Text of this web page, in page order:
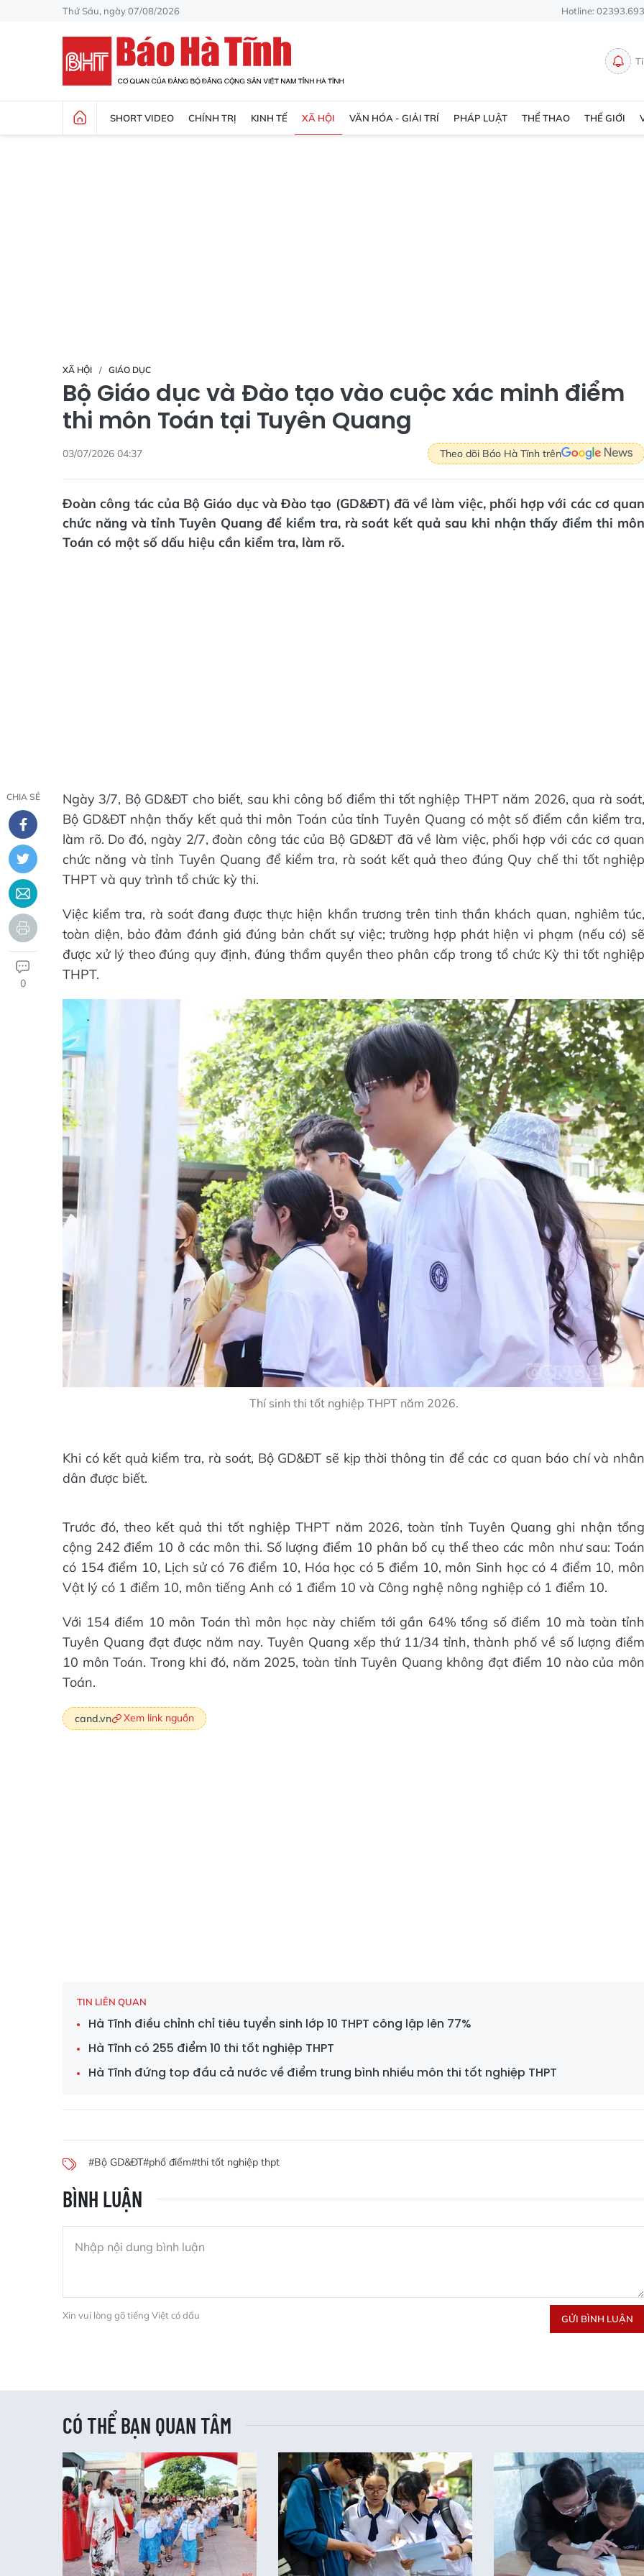
Thứ Sáu, ngày 07/08/2026 Hotline:
SHORT VIDEO CHÍNH TRỊ KINH TẾ XÃ HỘI VĂN HÓA - GIẢI TRÍ PHÁP LUẬT THỂ THAO THẾ GIỚI
XÃ HỘI GIÁO DỤC
Bộ Giáo dục và Đào tạo vào cuộc xác minh điểm
thi môn Toán tại Tuyên Quang
03/07/2026 04:37 Theo dõi Báo Hà Tĩnh trên
Đoàn công tác của Bộ Giáo dục và Đào tạo (GD&ĐT) đã về làm việc, phối hợp với các cơ quan
chức năng và tỉnh Tuyên Quang để kiểm tra, rà soát kết quả sau khi nhận thấy điểm thi môn
Toán có một số dấu hiệu cần kiểm tra, làm rõ.
CHIA SẺ
0
Ngày 3/7, Bộ GD&ĐT cho biết, sau khi công bố điểm thi tốt nghiệp THPT năm 2026, qua rà soát,
Bộ GD&ĐT nhận thấy kết quả thi môn Toán của tỉnh Tuyên Quang có một số điểm cần kiểm tra,
làm rõ. Do đó, ngày 2/7, đoàn công tác của Bộ GD&ĐT đã về làm việc, phối hợp với các cơ quan
chức năng và tỉnh Tuyên Quang để kiểm tra, rà soát kết quả theo đúng Quy chế thi tốt nghiệp
THPT và quy trình tổ chức kỳ thi.
Việc kiểm tra, rà soát đang được thực hiện khẩn trương trên tinh thần khách quan, nghiêm túc,
toàn diện, bảo đảm đánh giá đúng bản chất sự việc; trường hợp phát hiện vi phạm (nếu có) sẽ
được xử lý theo đúng quy định, đúng thẩm quyền theo phân cấp trong tổ chức Kỳ thi tốt nghiệp
THPT.
Thí sinh thi tốt nghiệp THPT năm 2026.
Khi có kết quả kiểm tra, rà soát, Bộ GD&ĐT sẽ kịp thời thông tin để các cơ quan báo chí và nhân
dân được biết.
Trước đó, theo kết quả thi tốt nghiệp THPT năm 2026, toàn tỉnh Tuyên Quang ghi nhận tổng
cộng 242 điểm 10 ở các môn thi. Số lượng điểm 10 phân bố cụ thể theo các môn như sau: Toán
có 154 điểm 10, Lịch sử có 76 điểm 10, Hóa học có 5 điểm 10, môn Sinh học có 4 điểm 10, môn
Vật lý có 1 điểm 10, môn tiếng Anh có 1 điểm 10 và Công nghệ nông nghiệp có 1 điểm 10.
Với 154 điểm 10 môn Toán thì môn học này chiếm tới gần 64% tổng số điểm 10 mà toàn tỉnh
Tuyên Quang đạt được năm nay. Tuyên Quang xếp thứ 11/34 tỉnh, thành phố về số lượng điểm
10 môn Toán. Trong khi đó, năm 2025, toàn tỉnh Tuyên Quang không đạt điểm 10 nào của môn
Toán.
cand.vn Xem link nguồn
TIN LIÊN QUAN
Hà Tĩnh điều chỉnh chỉ tiêu tuyển sinh lớp 10 THPT công lập lên 77%
Hà Tĩnh có 255 điểm 10 thi tốt nghiệp THPT
Hà Tĩnh đứng top đầu cả nước về điểm trung bình nhiều môn thi tốt nghiệp THPT
#Bộ GD&ĐT#phổ điểm#thi tốt nghiệp thpt
BÌNH LUẬN
Xin vui lòng gõ tiếng Việt có dấu GỬI BÌNH LUẬN
CÓ THỂ BẠN QUAN TÂM